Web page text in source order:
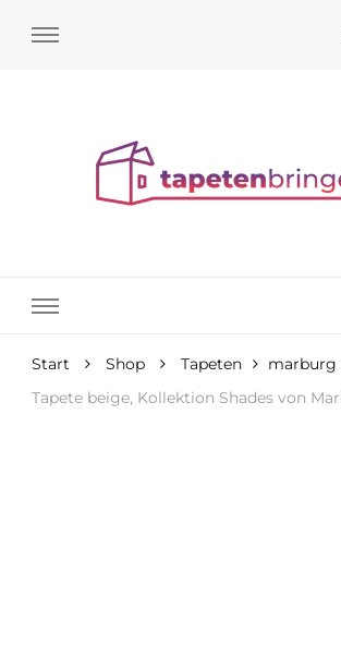
Start Shop Tapeten
marburg
Tapete beige, Kollektion Shades von